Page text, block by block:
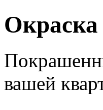
Окраска
вашей